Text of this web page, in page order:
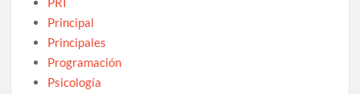
Principal
Principales
Programación
Psicología